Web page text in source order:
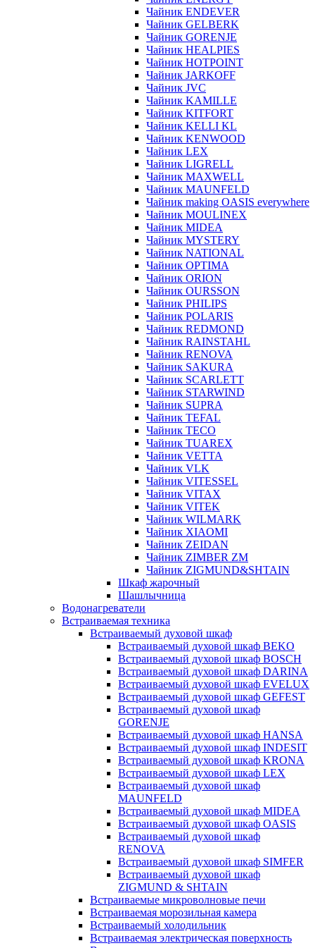
Чайник ENDEVER
Чайник GELBERK
Чайник GORENJE
Чайник HEALPIES
Чайник HOTPOINT
Чайник JARKOFF
Чайник JVC
Чайник KAMILLE
Чайник KITFORT
Чайник KELLI KL
Чайник KENWOOD
Чайник LEX
Чайник LIGRELL
Чайник MAXWELL
Чайник MAUNFELD
Чайник making OASIS everywhere
Чайник MOULINEX
Чайник MIDEA
Чайник MYSTERY
Чайник NATIONAL
Чайник OPTIMA
Чайник ORION
Чайник OURSSON
Чайник PHILIPS
Чайник POLARIS
Чайник REDMOND
Чайник RAINSTAHL
Чайник RENOVA
Чайник SAKURA
Чайник SCARLETT
Чайник STARWIND
Чайник SUPRA
Чайник TEFAL
Чайник TECO
Чайник TUAREX
Чайник VETTA
Чайник VLK
Чайник VITESSEL
Чайник VITAX
Чайник VITEK
Чайник WILMARK
Чайник XIAOMI
Чайник ZEIDAN
Чайник ZIMBER ZM
Чайник ZIGMUND&SHTAIN
Шкаф жарочный
Шашлычница
Водонагреватели
Встраиваемая техника
Встраиваемый духовой шкаф
Встраиваемый духовой шкаф BEKO
Встраиваемый духовой шкаф BOSCH
Встраиваемый духовой шкаф DARINA
Встраиваемый духовой шкаф EVELUX
Встраиваемый духовой шкаф GEFEST
Встраиваемый духовой шкаф
GORENJE
Встраиваемый духовой шкаф HANSA
Встраиваемый духовой шкаф INDESIT
Встраиваемый духовой шкаф KRONA
Встраиваемый духовой шкаф LEX
Встраиваемый духовой шкаф
MAUNFELD
Встраиваемый духовой шкаф MIDEA
Встраиваемый духовой шкаф OASIS
Встраиваемый духовой шкаф
RENOVA
Встраиваемый духовой шкаф SIMFER
Встраиваемый духовой шкаф
ZIGMUND & SHTAIN
Встраиваемые микроволновые печи
Встраиваемая морозильная камера
Встраиваемый холодильник
Встраиваемая электрическая поверхность